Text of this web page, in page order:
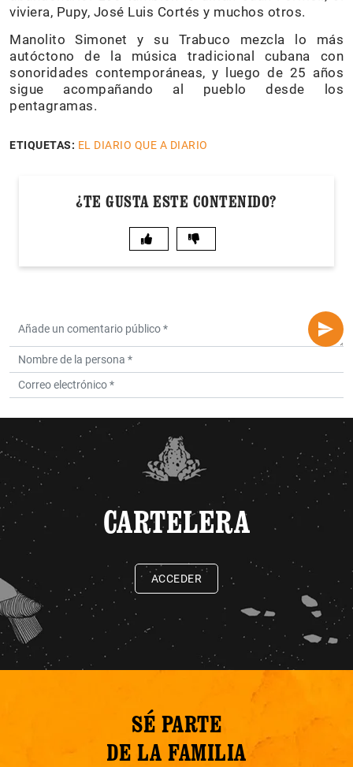
viviera, Pupy, José Luis Cortés y muchos otros.
Manolito Simonet y su Trabuco mezcla lo más
autóctono de la música tradicional cubana con
sonoridades contemporáneas, y luego de 25 años
sigue acompañando al pueblo desde los
pentagramas.
ETIQUETAS: EL DIARIO QUE A DIARIO
¿TE GUSTA ESTE CONTENIDO?
CARTELERA
ACCEDER
SÉ PARTE
DE LA FAMILIA